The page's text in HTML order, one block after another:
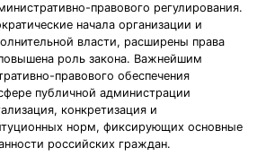
правового регулирования.
начала организации и
власти, расширены права
роль закона. Важнейшим
правового обеспечения
публичной администрации
конкретизация и
норм, фиксирующих основные
российских граждан.